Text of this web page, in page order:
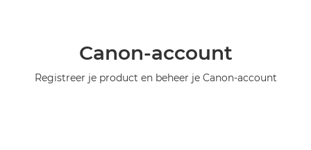
Canon-account
Registreer je product en beheer je Canon-account